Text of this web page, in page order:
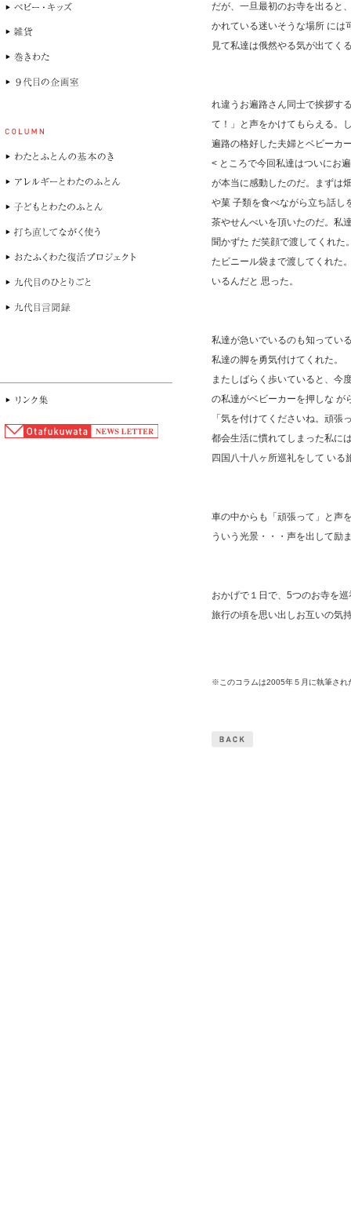
だが、一旦最初のお寺を出ると
かれている迷いそうな場所 には
見て私達は俄然やる気が出てく
れ違うお遍路さん同士で挨拶す
て！」と声をかけてもらえる。
遍路の格好した夫婦とベビーカ
< ところで今回私達はついにお
が本当に感動したのだ。まずは
や菓 子類を食べながら立ち話し
茶やせんべいを頂いたのだ。私
聞かずた だ笑顔で渡してくれた
たビニール袋まで渡してくれた
いるんだと 思った。
私達が急いでいるのも知ってい
私達の脚を勇気付けてくれた。
またしばらく歩いていると、今
の私達がベビーカーを押しな が
「気を付けてくださいね。頑
都会生活に慣れてしまった私に
四国八十八ヶ所巡礼をして い
車の中からも「頑張って」と声
ういう光景・・・声を出して励
おかげで１日で、5つのお寺を
旅行の頃を思い出しお互いの気
※このコラムは2005年５月に執筆され